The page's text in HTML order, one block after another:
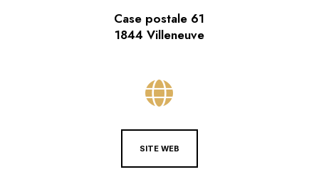
Case postale 61
1844 Villeneuve

SITE WEB